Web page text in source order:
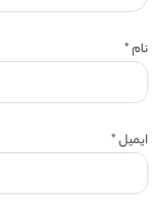
نام*
ایمیل*